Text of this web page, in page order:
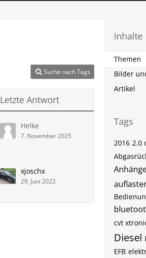
Suche nach Tags
Letzte Antwort
Helke
7. November 2025
xjoschx
29. Juni 2022
Inhalte
Themen
Bilder
Artikel
Tags
2016 2.0
cvt
Diesel
EFB